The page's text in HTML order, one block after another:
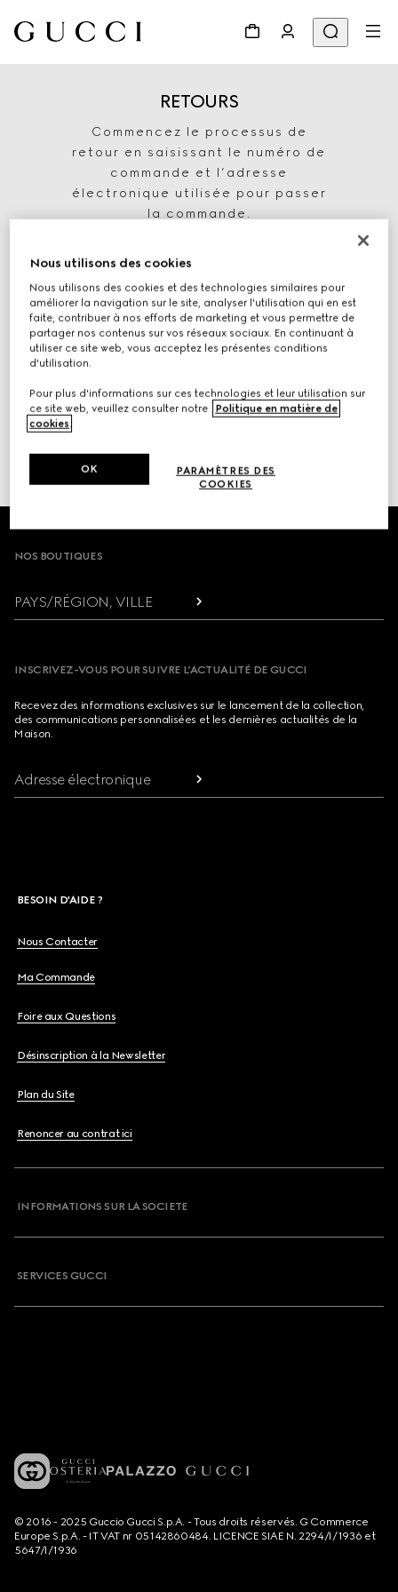
RETOURS
Commencez le processus de
retour en saisissant le numéro de
commande et l’adresse
électronique utilisée pour passer
la commande.
INITIER LE RETOUR
de commandes
Footer
NOS BOUTIQUES
PAYS/RÉGION, VILLE
INSCRIVEZ-VOUS POUR SUIVRE L’ACTUALITÉ DE GUCCI
Recevez des informations exclusives sur le lancement de la collection,
des communications personnalisées et les dernières actualités de la
Maison.
Adresse électronique
BESOIN D'AIDE ?
Nous Contacter
Ma Commande
Foire aux Questions
Désinscription à la Newsletter
Plan du Site
Renoncer au contrat ici
INFORMATIONS SUR LA SOCIETE
SERVICES GUCCI
© 2016 - 2025 Guccio Gucci S.p.A. - Tous droits réservés. G Commerce
Europe S.p.A. - IT VAT nr 05142860484. LICENCE SIAE N. 2294/I/1936 et
5647/I/1936
Nous utilisons des cookies
Nous utilisons des cookies et des technologies similaires pour
améliorer la navigation sur le site, analyser l'utilisation qui en est
faite, contribuer à nos efforts de marketing et vous permettre de
partager nos contenus sur vos réseaux sociaux. En continuant à
utiliser ce site web, vous acceptez les présentes conditions
d'utilisation.
Pour plus d'informations sur ces technologies et leur utilisation sur
ce site web, veuillez consulter notre
Politique en matière de
cookies.
PARAMÈTRES DES
COOKIES
OK